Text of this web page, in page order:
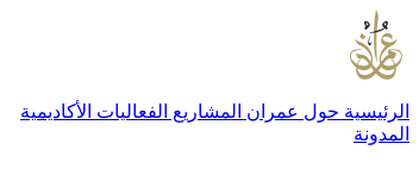
الرئيسية حول عمران المشاريع الفعاليات الأكاديمية
المدونة